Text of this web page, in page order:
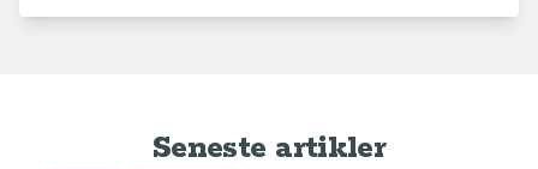
Seneste artikler